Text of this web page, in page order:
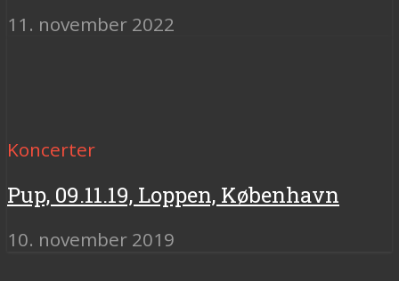
11. november 2022
Koncerter
Pup, 09.11.19, Loppen, København
10. november 2019